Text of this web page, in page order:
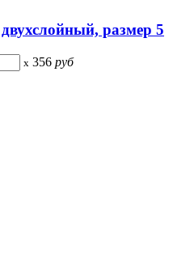
размер 5
x 356 руб